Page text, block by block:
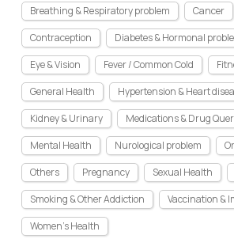
Breathing & Respiratory problem
Cancer
Contraception
Diabetes & Hormonal
Eye & Vision
Fever / Common Cold
General Health
Hypertension & Heart
Kidney & Urinary
Medications & Drug
Mental Health
Nurological problem
Others
Pregnancy Sexual Health
Smoking & Other Addiction
Vaccination &
Women's Health